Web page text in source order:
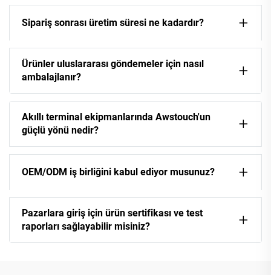
Sipariş sonrası üretim süresi ne kadardır?
Ürünler uluslararası göndemeler için nasıl
ambalajlanır?
Akıllı terminal ekipmanlarında Awstouch'un
güçlü yönü nedir?
OEM/ODM iş birliğini kabul ediyor musunuz?
Pazarlara giriş için ürün sertifikası ve test
raporları sağlayabilir misiniz?